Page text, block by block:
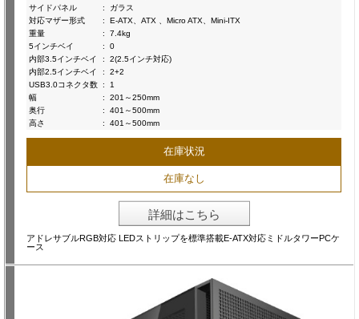
サイドパネル
:
ガラス
対応マザー形式
:
E-ATX、ATX 、Micro ATX、Mini-ITX
重量
:
7.4kg
5インチベイ
:
0
内部3.5インチベイ
:
2(2.5インチ対応)
内部2.5インチベイ
:
2+2
USB3.0コネクタ数 :
1
幅
:
201～250mm
奥行
:
401～500mm
高さ
: 401～500mm
在庫状況
在庫なし
詳細はこちら
アドレサブルRGB対応 LEDストリップを標準搭載E-ATX対応ミドルタワーPCケ
ース